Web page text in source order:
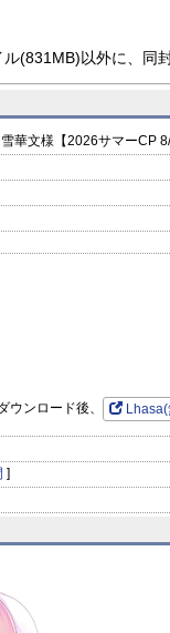
(831MB)以外に、同
華文様【2026サマーCP 8/
ンロード後、
]